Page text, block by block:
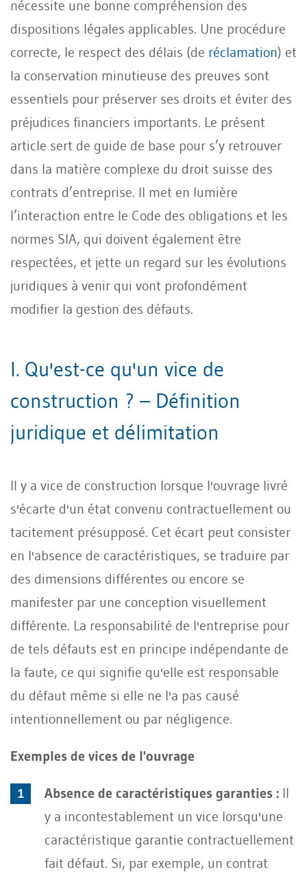
nécessite une bonne compréhension des
dispositions légales applicables. Une procédure
correcte, le respect des délais (de réclamation) et
la conservation minutieuse des preuves sont
essentiels pour préserver ses droits et éviter des
préjudices financiers importants. Le présent
article sert de guide de base pour s’y retrouver
dans la matière complexe du droit suisse des
contrats d’entreprise. Il met en lumière
l’interaction entre le Code des obligations et les
normes SIA, qui doivent également être
respectées, et jette un regard sur les évolutions
juridiques à venir qui vont profondément
modifier la gestion des défauts.
I. Qu'est-ce qu'un vice de
construction ? – Définition
juridique et délimitation
Il y a vice de construction lorsque l'ouvrage livré
s'écarte d'un état convenu contractuellement ou
tacitement présupposé. Cet écart peut consister
en l'absence de caractéristiques, se traduire par
des dimensions différentes ou encore se
manifester par une conception visuellement
différente. La responsabilité de l'entreprise pour
de tels défauts est en principe indépendante de
la faute, ce qui signifie qu'elle est responsable
du défaut même si elle ne l'a pas causé
intentionnellement ou par négligence.
Exemples de vices de l'ouvrage
Absence de caractéristiques garanties : Il
y a incontestablement un vice lorsqu'une
caractéristique garantie contractuellement
fait défaut. Si, par exemple, un contrat